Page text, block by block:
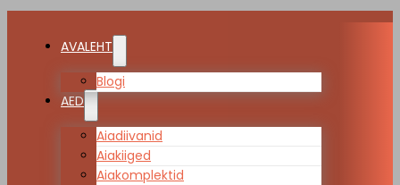
AVALEHT
Blogi
AED
Aiadiivanid
Aiakiiged
Aiakomplektid